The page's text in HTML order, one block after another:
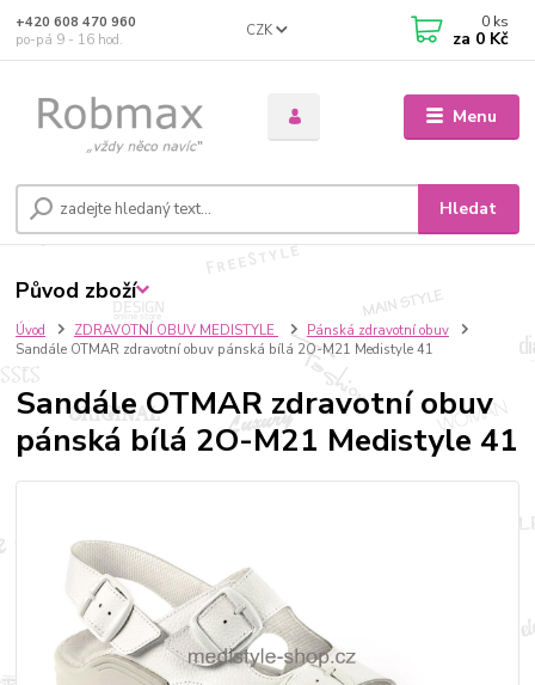
Menu
CZK
Hledat
+420 608 470 960
po-pá 9 - 16 hod.
0 ks
za 0 Kč
Úvod ZDRAVOTNÍ OBUV MEDISTYLE
Pánská zdravotní obuv
Sandále OTMAR zdravotní obuv pánská bílá 2O-M21 Medistyle 41
Sandále OTMAR zdravotní obuv
pánská bílá 2O-M21 Medistyle 41
Původ zboží